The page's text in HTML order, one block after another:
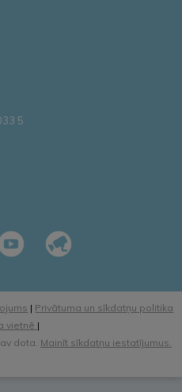
5
| Privātuma un sīkdatņu politika
vietnē |
dota. Mainīt sīkdatņu iestatījumus.